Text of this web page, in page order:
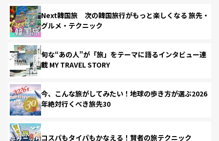
Next韓国旅 次の韓国旅行がもっと楽しくなる 旅先・
グルメ・テクニック
旬な“あの人”が「旅」をテーマに語るインタビュー連
載 MY TRAVEL STORY
今、こんな旅がしてみたい！地球の歩き方が選ぶ2026
年絶対行くべき旅先30
コスパもタイパもかなえる！賢者の旅テクニック